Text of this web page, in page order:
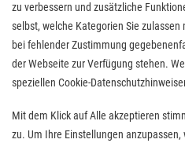
zu verbessern und zusätzliche
selbst, welche Kategorien Sie
bei fehlender Zustimmung
der Webseite zur Verfügung stehen.
speziellen Cookie-
Mit dem Klick auf Alle akzeptieren
zu. Um Ihre Einstellungen